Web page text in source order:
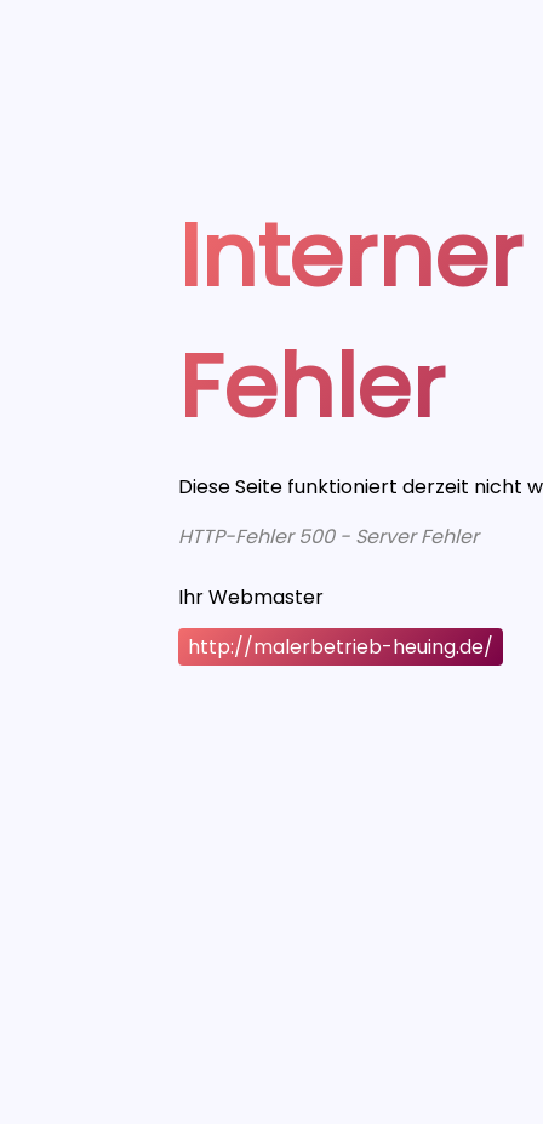
Fehler
Diese Seite funktioniert derzeit nicht
HTTP-Fehler 500 - Server Fehler
Ihr Webmaster
http://malerbetrieb-heuing.de/